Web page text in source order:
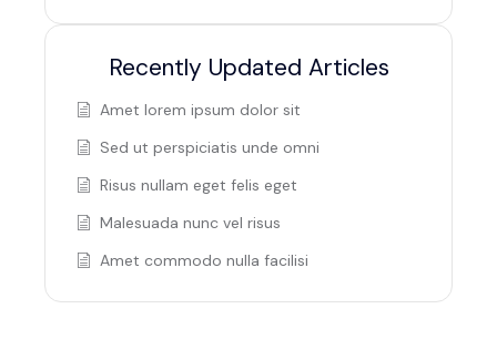
Recently Updated Articles
Amet lorem ipsum dolor sit
Sed ut perspiciatis unde omni
Risus nullam eget felis eget
Malesuada nunc vel risus
Amet commodo nulla facilisi